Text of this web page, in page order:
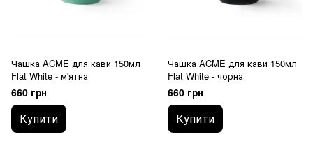
Чашка ACME для кави 150мл
Flat White - м'ятна
660 грн
Купити
Чашка ACME для кави 150мл
Flat White - чорна
660 грн
Купити